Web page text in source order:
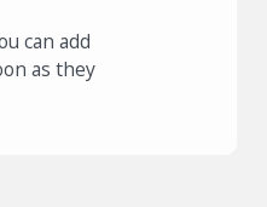
can add
as they